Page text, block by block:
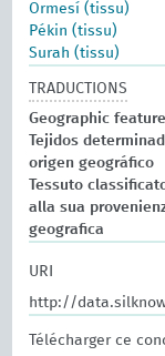
Ormesí (tissu)
Pékin (tissu)
Surah (tissu)
TRADUCTIONS
Geographic
Tejidos
origen geográfico
Tessuto
alla sua
geografica
URI
http://
Télécharger ce